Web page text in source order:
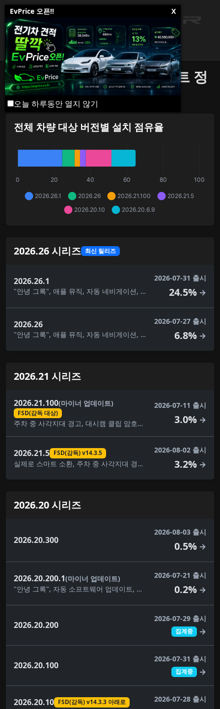
EvPrice 오픈!! X
오늘 하루동안 열지 않기
테슬라 소프트웨어 업데이트 정
보
전체 차량 대상 버전별 설치 점유율
2026.26 시리즈 최신 릴리즈
2026.26.1
"안녕 그록", 애플 뮤직, 자동 네비게이션, 주차 중 사각지대 경고, 카메라 미리보기, 채점 기능이 있는 노래방, 맞춤형 랩, 대시캠 클립 암호화, 운전 시각화, 그록 명령, 자녀 보호, 선호하는 경로, 후면 디스플레이, 보안 개선, 도착 에너지 설정, 경로상의 과속 단속 카메라, 여름 업데이트, 슈퍼차저 검색, 트랙션 컨트롤 모드, 노선 교통 통제, 웹 브라우저, 환영 애니메이션
2026-07-31 출시
24.5% →
2026.26
"안녕 그록", 애플 뮤직, 자동 네비게이션, 주차 중 사각지대 경고, 카메라 미리보기, 채점 기능이 있는 노래방, 맞춤형 랩, 대시캠 클립 암호화, 운전 시각화, 그록 명령, 자녀 보호, 선호하는 경로, 후면 디스플레이, 보안 개선, 도착 에너지 설정, 여름 업데이트, 슈퍼차저 검색, 트랙션 컨트롤 모드, 웹 브라우저, 환영 애니메이션
2026-07-27 출시
6.8% →
2026.21 시리즈
2026.21.100(마이너 업데이트)
FSD(감독 대상)
주차 중 사각지대 경고, 대시캠 클립 암호화, FSD(감독 대상), 사소한 수정, 자녀 보호, 보안 개선
2026-07-11 출시
3.0% →
2026.21.5 FSD(감독) v14.3.5
실제로 스마트 소환, 주차 중 사각지대 경고, 카메라 미리보기, 대시캠 클립 암호화, FSD(감독) v14.3.5, FSD(감독) v14.3.6, FSD(감독) v14.3.7, 완전 자율주행(감독), 자녀 보호, 보안 개선
2026-08-02 출시
3.2% →
2026.20 시리즈
2026.20.300
2026-08-03 출시
0.5% →
2026.20.200.1(마이너 업데이트)
"안녕 그록", 자동 소프트웨어 업데이트, 사각지대 경고등, 대시캠 클립 암호화, 대시캠 뷰어 업데이트, 몰입형 사운드 업그레이드, 건반, 사소한 수정, 음악 앱 대기열, 자녀 보호, 애완동물 모드, 후면 디스플레이, 보안 개선, 자율주행 앱, 스케치북, 슈퍼차저 가격 필터, 여행, 시각적 업데이트, 날씨 지도 개선
2026-07-21 출시
0.2% →
2026.20.200
2026-07-29 출시
집계중 →
2026.20.100
2026-07-31 출시
집계중 →
2026.20.10 FSD(감독) v14.3.3 아래로 2026-07-28 출시